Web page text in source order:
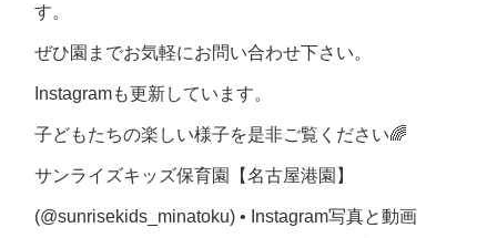
す。
ぜひ園までお気軽にお問い合わせ下さい。
Instagramも更新しています。
子どもたちの楽しい様子を是非ご覧ください🌈
サンライズキッズ保育園【名古屋港園】
(@sunrisekids_minatoku) • Instagram写真と動画